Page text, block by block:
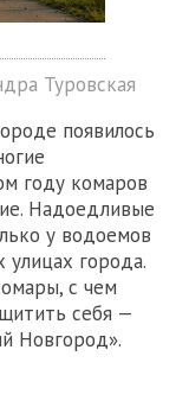
Туровская
появилось
году комаров
Надоедливые
у водоемов
улицах города.
с чем
себя —
Новгород».